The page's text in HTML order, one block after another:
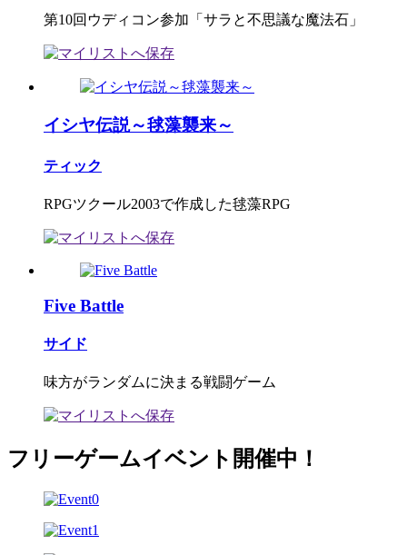
第10回ウディコン参加「サラと不思議な魔法石」
イシヤ伝説～毬藻襲来～
ティック
RPGツクール2003で作成した毬藻RPG
Five Battle
サイド
味方がランダムに決まる戦闘ゲーム
フリーゲームイベント開催中！